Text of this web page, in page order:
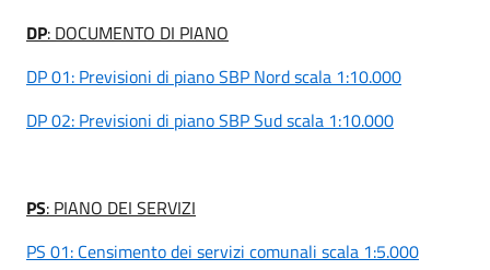
DP: DOCUMENTO DI PIANO
DP 01: Previsioni di piano SBP Nord scala 1:10.000
DP 02: Previsioni di piano SBP Sud scala 1:10.000
PS: PIANO DEI SERVIZI
PS 01: Censimento dei servizi comunali scala 1:5.000